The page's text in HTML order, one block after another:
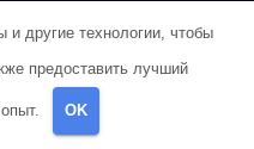
и предубеждение
и другие технологии, чтобы
предоставить лучший
OK